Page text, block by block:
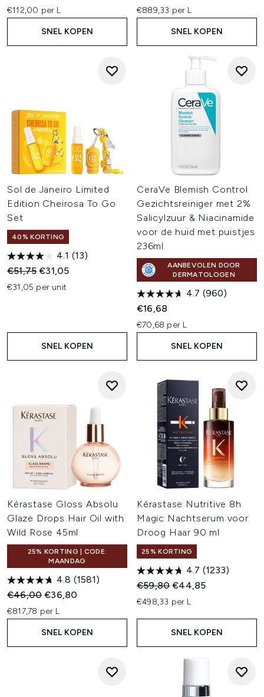
€112,00 per L
SNEL KOPEN
€889,33 per L
SNEL KOPEN
Sol de Janeiro Limited
Edition Cheirosa To Go
Set
40% KORTING
4.1 (13)
Recommended Retail Price:
€51,75Huidige prijs:
€31,05
€31,05 per unit
SNEL KOPEN
CeraVe Blemish Control
Gezichtsreiniger met 2%
Salicylzuur & Niacinamide
voor de huid met puistjes
236ml
AANBEVOLEN DOOR
DERMATOLOGEN
4.7 (960)
€16,68
€70,68 per L
SNEL KOPEN
Kérastase Gloss Absolu
Glaze Drops Hair Oil with
Wild Rose 45ml
25% KORTING | CODE:
MAANDAG
4.8 (1581)
Recommended Retail Price:
€46,00Huidige prijs:
€36,80
€817,78 per L
SNEL KOPEN
Kérastase Nutritive 8h
Magic Nachtserum voor
Droog Haar 90 ml
25% KORTING
4.7 (1233)
Recommended Retail Price:
€59,80Huidige prijs:
€44,85
€498,33 per L
SNEL KOPEN